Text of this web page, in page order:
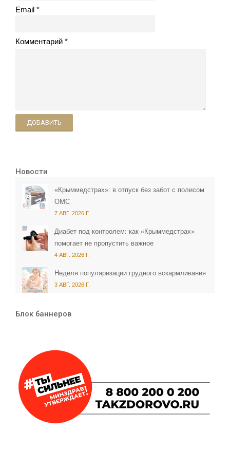
Email
Комментарий
ДОБАВИТЬ
Новости
«Крыммедстрах»: в отпуск без забот с полисом
ОМС
7 АВГ. 2026 Г.
Диабет под контролем: как «Крыммедстрах»
помогает не пропустить важное
4 АВГ. 2026 Г.
Неделя популяризации грудного вскармливания
3 АВГ. 2026 Г.
Блок баннеров